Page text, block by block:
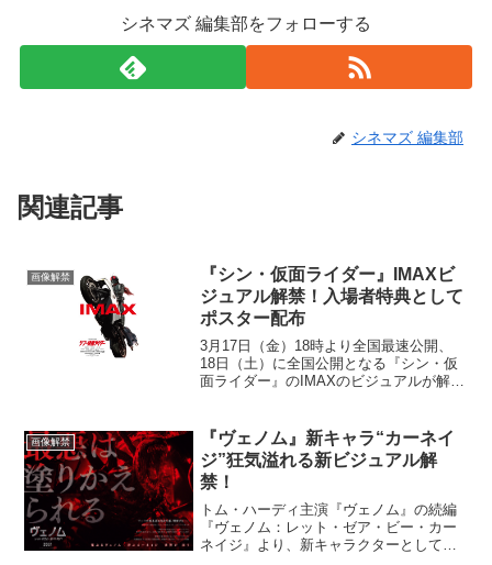
シネマズ 編集部をフォローする
シネマズ 編集部
関連記事
画像解禁
『シン・仮面ライダー』IMAXビ
ジュアル解禁！入場者特典として
ポスター配布
3月17日（金）18時より全国最速公開、
18日（土）に全国公開となる『シン・仮
面ライダー』のIMAXのビジュアルが解禁
（金）19時以降の上映回から。“4DX”...
画像解禁
『ヴェノム』新キャラ“カーネイ
ジ”狂気溢れる新ビジュアル解
禁！
トム・ハーディ主演『ヴェノム』の続編
『ヴェノム：レット・ゼア・ビー・カー
ネイジ』より、新キャラクターとして登